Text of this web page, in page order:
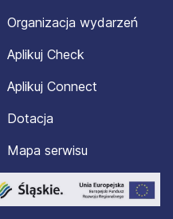
Organizacja wydarzeń
Aplikuj Check
Aplikuj Connect
Dotacja
Mapa serwisu